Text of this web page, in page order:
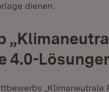
dienen.
4.0-